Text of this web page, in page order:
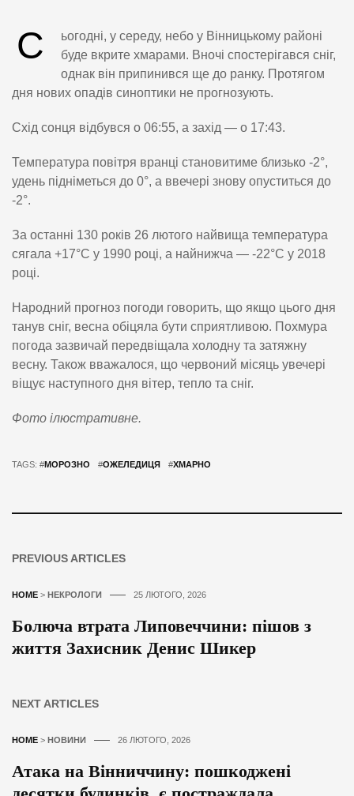
С
ьогодні, у середу, небо у Вінницькому районі
буде вкрите хмарами. Вночі спостерігався сніг,
однак він припинився ще до ранку. Протягом
дня нових опадів синоптики не прогнозують.
Схід сонця відбувся о 06:55, а захід — о 17:43.
Температура повітря вранці становитиме близько -2°,
удень підніметься до 0°, а ввечері знову опуститься до
-2°.
За останні 130 років 26 лютого найвища температура
сягала +17°C у 1990 році, а найнижча — -22°C у 2018
році.
Народний прогноз погоди говорить, що якщо цього дня
танув сніг, весна обіцяла бути сприятливою. Похмура
погода зазвичай передвіщала холодну та затяжну
весну. Також вважалося, що червоний місяць увечері
віщує наступного дня вітер, тепло та сніг.
Фото ілюстративне.
TAGS: #МОРОЗНО #ОЖЕЛЕДИЦЯ #ХМАРНО
PREVIOUS ARTICLES
HOME > НЕКРОЛОГИ 25 ЛЮТОГО, 2026
Болюча втрата Липовеччини: пішов з
життя Захисник Денис Шикер
NEXT ARTICLES
HOME > НОВИНИ 26 ЛЮТОГО, 2026
Атака на Вінниччину: пошкоджені